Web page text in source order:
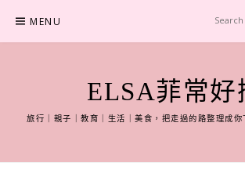
content
MENU
ELSA菲常好
旅行｜親子｜教育｜生活｜美食，把走過的路整理成你